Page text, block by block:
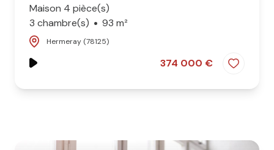
Maison 4 pièce(s)
3 chambre(s)
93 m²
Hermeray (78125)
374 000 €